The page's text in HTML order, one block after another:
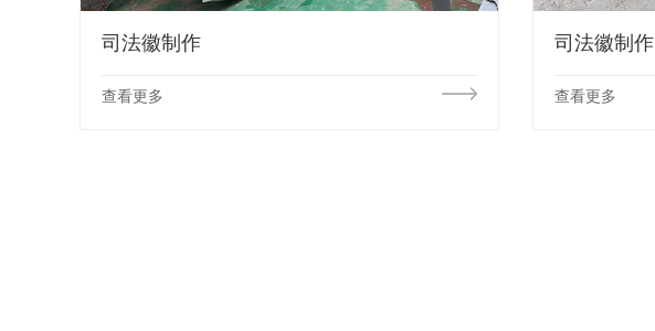
司法徽制作
查看更多
司法徽制作
查看更多